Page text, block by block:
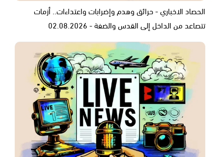
الحصاد الاخباري - حرائق وهدم وإضرابات واعتداءات.. أزمات
تتصاعد من الداخل إلى القدس والضفة - 02.08.2026